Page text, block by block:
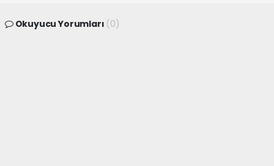
Okuyucu Yorumları (0)